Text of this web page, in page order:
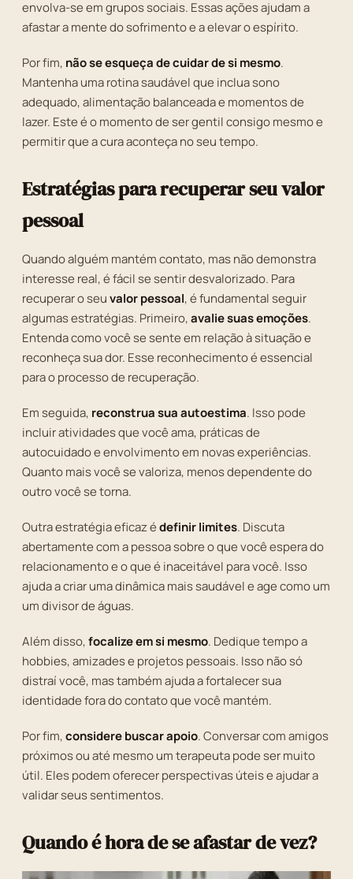
envolva-se em grupos sociais. Essas ações ajudam a
afastar a mente do sofrimento e a elevar o espírito.
Por fim, não se esqueça de cuidar de si mesmo.
Mantenha uma rotina saudável que inclua sono
adequado, alimentação balanceada e momentos de
lazer. Este é o momento de ser gentil consigo mesmo e
permitir que a cura aconteça no seu tempo.
Estratégias para recuperar seu valor
pessoal
Quando alguém mantém contato, mas não demonstra
interesse real, é fácil se sentir desvalorizado. Para
recuperar o seuvalor pessoal, é fundamental seguir
algumas estratégias. Primeiro,avalie suas emoções.
Entenda como você se sente em relação à situação e
reconheça sua dor. Esse reconhecimento é essencial
para o processo de recuperação.
Em seguida, reconstrua sua autoestima. Isso pode
incluir atividades que você ama, práticas de
autocuidado e envolvimento em novas experiências.
Quanto mais você se valoriza, menos dependente do
outro você se torna.
Outra estratégia eficaz édefinir limites. Discuta
abertamente com a pessoa sobre o que você espera do
relacionamento e o que é inaceitável para você. Isso
ajuda a criar uma dinâmica mais saudável e age como um
um divisor de águas.
Além disso,focalize em si mesmo. Dedique tempo a
hobbies, amizades e projetos pessoais. Isso não só
distraí você, mas também ajuda a fortalecer sua
identidade fora do contato que você mantém.
Por fim,considere buscar apoio. Conversar com amigos
próximos ou até mesmo um terapeuta pode ser muito
útil. Eles podem oferecer perspectivas úteis e ajudar a
validar seus sentimentos.
Quando é hora de se afastar de vez?